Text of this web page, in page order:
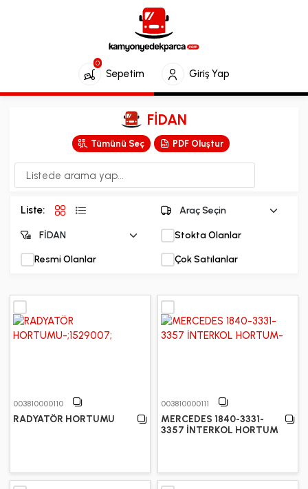
Sepetim
0
Giriş Yap
FİDAN
Tümünü Seç PDF Oluştur
Liste:
Stokta Olanlar
Resmi Olanlar Çok Satılanlar
003810000110
RADYATÖR HORTUMU
003810000111
MERCEDES 1840-3331-
3357 İNTERKOL HORTUM